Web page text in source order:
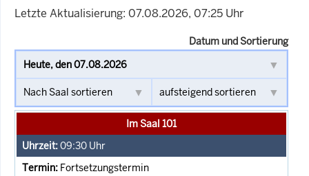
Letzte Aktualisierung: 07.08.2026, 07:25 Uhr
Datum und Sortierung
Im Saal 101
09:30 Uhr
Fortsetzungstermin